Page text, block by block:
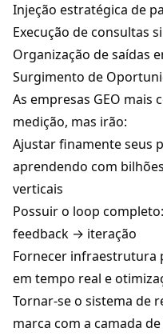
Injeção estratégica de
Execução de consultas
Organização de saídas
Surgimento de
As empresas GEO mais
medição, mas irão:
Ajustar finamente seus
aprendendo com
verticais
Possuir o loop
feedback → iteração
Fornecer infraestrutura
em tempo real e
Tornar-se o sistema de
marca com a camada de